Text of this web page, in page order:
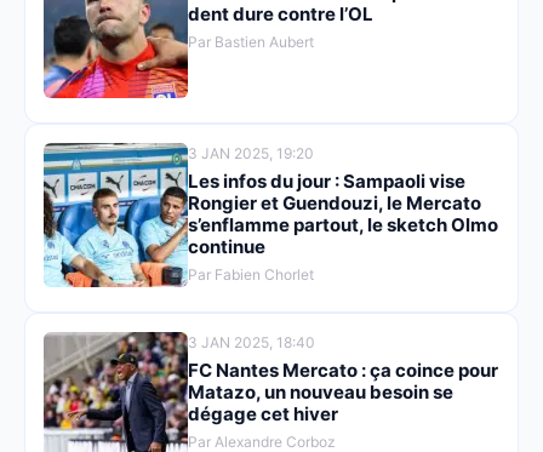
dent dure contre l’OL
Par Bastien Aubert
3 JAN 2025, 19:20
Les infos du jour : Sampaoli vise
Rongier et Guendouzi, le Mercato
s’enflamme partout, le sketch Olmo
continue
Par Fabien Chorlet
3 JAN 2025, 18:40
FC Nantes Mercato : ça coince pour
Matazo, un nouveau besoin se
dégage cet hiver
Par Alexandre Corboz